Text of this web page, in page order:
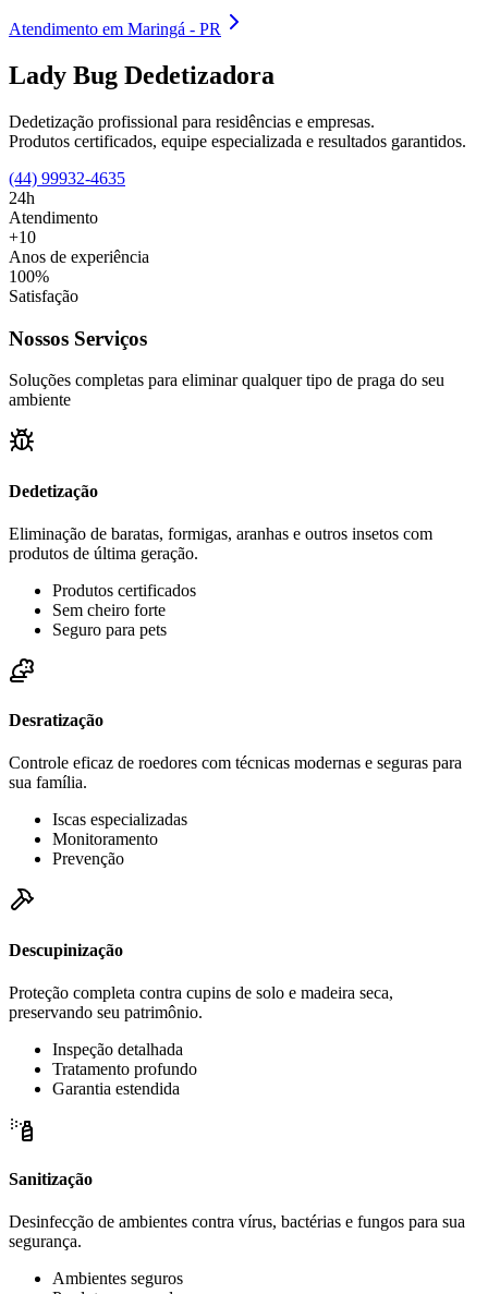
Atendimento em Maringá - PR
Lady Bug Dedetizadora
Dedetização profissional para residências e empresas.
Produtos certificados, equipe especializada e resultados garantidos.
(44) 99932-4635
24h
Atendimento
+10
Anos de experiência
100%
Satisfação
Nossos Serviços
Soluções completas para eliminar qualquer tipo de praga do seu
ambiente
Dedetização
Eliminação de baratas, formigas, aranhas e outros insetos com
produtos de última geração.
Produtos certificados
Sem cheiro forte
Seguro para pets
Desratização
Controle eficaz de roedores com técnicas modernas e seguras para
sua família.
Iscas especializadas
Monitoramento
Prevenção
Descupinização
Proteção completa contra cupins de solo e madeira seca,
preservando seu patrimônio.
Inspeção detalhada
Tratamento profundo
Garantia estendida
Sanitização
Desinfecção de ambientes contra vírus, bactérias e fungos para sua
segurança.
Ambientes seguros